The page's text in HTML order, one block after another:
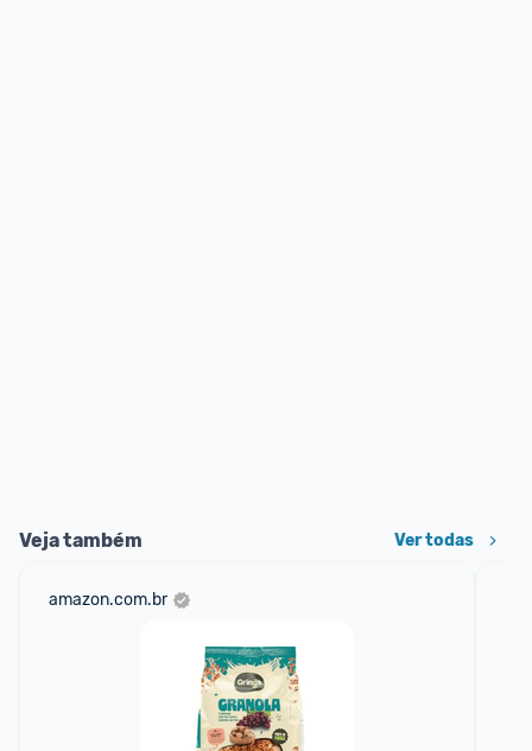
Veja também Ver todas
amazon.com.br